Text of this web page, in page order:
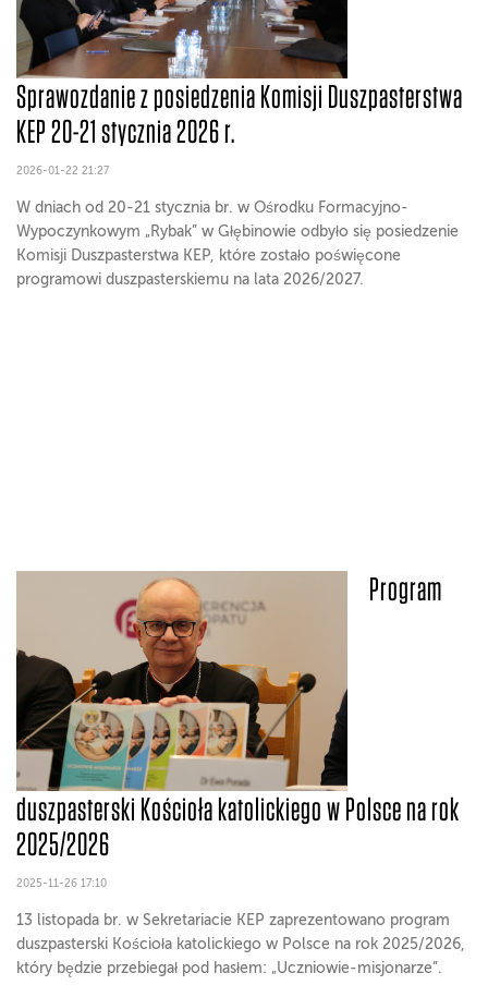
Sprawozdanie z posiedzenia Komisji Duszpasterstwa
KEP 20-21 stycznia 2026 r.
2026-01-22 21:27
W dniach od 20-21 stycznia br. w Ośrodku Formacyjno-
Wypoczynkowym „Rybak” w Głębinowie odbyło się posiedzenie
Komisji Duszpasterstwa KEP, które zostało poświęcone
programowi duszpasterskiemu na lata 2026/2027.
Program
duszpasterski Kościoła katolickiego w Polsce na rok
2025/2026
2025-11-26 17:10
13 listopada br. w Sekretariacie KEP zaprezentowano program
duszpasterski Kościoła katolickiego w Polsce na rok 2025/2026,
który będzie przebiegał pod hasłem: „Uczniowie-misjonarze”.